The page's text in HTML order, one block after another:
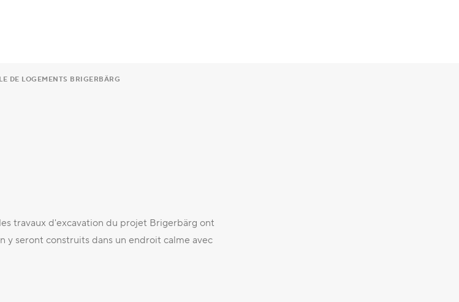
DE LOGEMENTS BRIGERBÄRG
travaux d'excavation du projet Brigerbärg ont
y seront construits dans un endroit calme avec